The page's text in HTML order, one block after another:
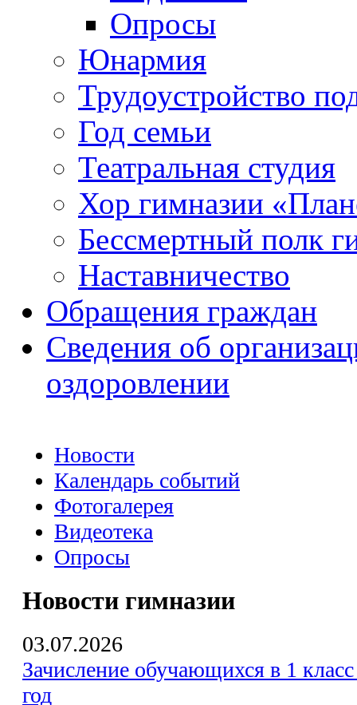
Опросы
Юнармия
Трудоустройство
Год семьи
Театральная студия
Хор гимназии
Бессмертный полк
Наставничество
Обращения граждан
Сведения об
оздоровлении
Новости
Календарь событий
Фотогалерея
Видеотека
Опросы
Новости гимназии
03.07.2026
Зачисление обучающихся в 1
год